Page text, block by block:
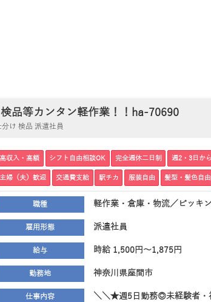
品等カンタン軽作業！！ha-70690
け 検品 派遣社員
高収入・高額 シフト自由相談OK 完全週休二日制 週2・3日か
主婦（夫）歓迎 交通費支給 駅チカ 服装自由 髪型・髪色自由
職種 軽作業・倉庫・物流／ピッキ
雇用形態 派遣社員
給与 時給 1,500円～1,875円
勤務地 神奈川県座間市
仕事内容
＼＼★週5日勤務◎未経験者・